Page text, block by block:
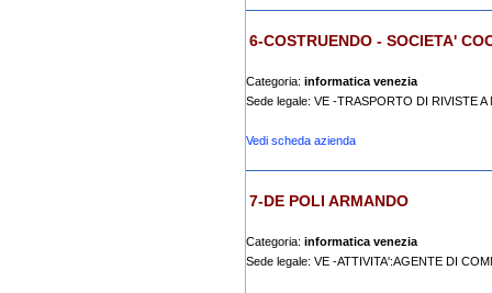
6-COSTRUENDO - SOCIETA'
Categoria: informatica venezia
Sede legale: VE -TRASPORTO DI RIVISTE
Vedi scheda azienda
7-DE POLI ARMANDO
Categoria: informatica venezia
Sede legale: VE -ATTIVITA':AGENTE DI